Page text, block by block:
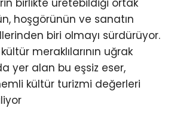
birlikte üretebildiği ortak
hoşgörünün ve sanatın
biri olmayı sürdürüyor.
meraklılarının uğrak
yer alan bu eşsiz eser,
kültür turizmi değerleri